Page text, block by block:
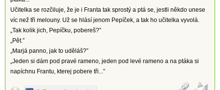
Učitelka se rozčiluje, že je i Franta tak sprostý a ptá se, jestli někdo unese
víc než tři melouny. Už se hlásí jenom Pepíček, a tak ho učitelka vyvolá.
„Tak kolik jich, Pepíčku, pobereš?”
„Pět.”
„Marjá panno, jak to uděláš?”
„Jeden si dám pod pravé rameno, jeden pod levé rameno a na ptáka si
napíchnu Frantu, kterej pobere tři...”